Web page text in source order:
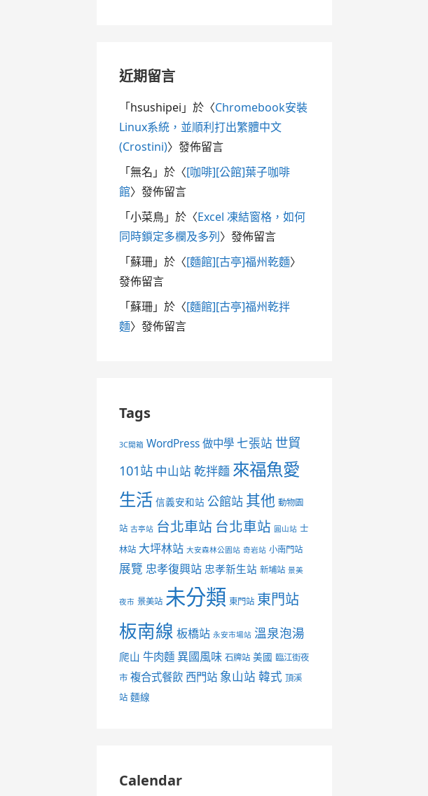
近期留言
「hsushipei 」於〈Chromebook安裝
Linux系統，並順利打出繁體中文
(Crostini)〉發佈留言
「無名 」於〈[咖啡][公館]葉子咖啡
館〉發佈留言
「小菜鳥」於〈Excel 凍結窗格，如何
同時鎖定多欄及多列〉發佈留言
「蘇珊」於〈[麵館][古亭]福州乾麵〉
發佈留言
「蘇珊」於〈[麵館][古亭]福州乾拌
麵〉發佈留言
Tags
3C開箱 WordPress 做中學 七張站 世貿
101站 中山站 乾拌麵 來福魚愛
生活 信義安和站 公館站 其他 動物園
站 古亭站 台北車站 台北車站 圓山站 士
林站 大坪林站 大安森林公園站 奇岩站 小南門站
展覽 忠孝復興站 忠孝新生站 新埔站 景美
夜市 景美站 未分類 東門站 東門站
板南線 板橋站 永安市場站 溫泉泡湯
爬山 牛肉麵 異國風味 石牌站 美國 臨江街夜
市 複合式餐飲 西門站 象山站 韓式 頂溪
站 麵線
Calendar